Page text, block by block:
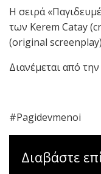
H σειρά
των Kerem Catay
(original
Διανέμεται από
#Pagidevmenoi
Διαβάστε